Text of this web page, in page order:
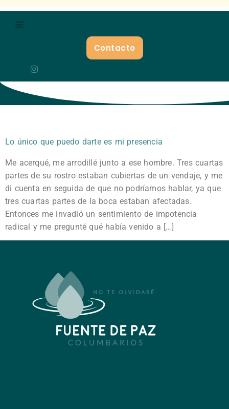
Contacto
Lo único que puedo darte es mi presencia
Me acerqué, me arrodillé junto a ese hombre. Tres cuartas
partes de su rostro estaban cubiertas de un vendaje, y me
di cuenta en seguida de que no podríamos hablar, ya que
tres cuartas partes de la boca estaban afectadas.
Entonces me invadió un sentimiento de impotencia
radical y me pregunté qué había venido a […]